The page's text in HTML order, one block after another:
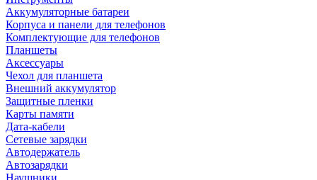
Аккумуляторные батареи
Корпуса и панели для телефонов
Комплектующие для телефонов
Планшеты
Аксессуары
Чехол для планшета
Внешний аккумулятор
Защитные пленки
Карты памяти
Дата-кабели
Сетевые зарядки
Автодержатель
Автозарядки
Наушники